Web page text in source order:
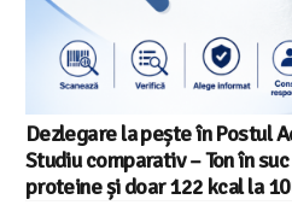
Dezlegare la pește în Postul
Studiu comparativ – Ton în
proteine și doar 122 kcal la